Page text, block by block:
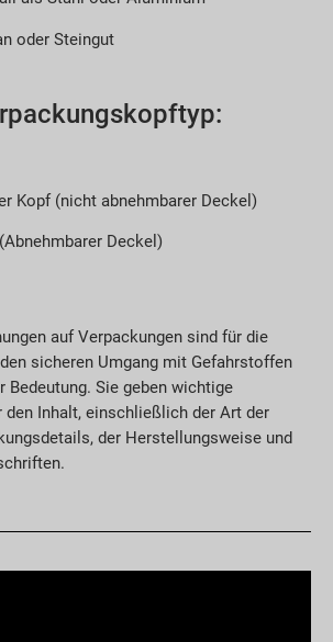
oder Steingut
Kopf (nicht abnehmbarer Deckel)
Deckel)
auf Verpackungen sind für die
sicheren Umgang mit Gefahrstoffen
Bedeutung. Sie geben wichtige
den Inhalt, einschließlich der Art der
der Herstellungsweise und